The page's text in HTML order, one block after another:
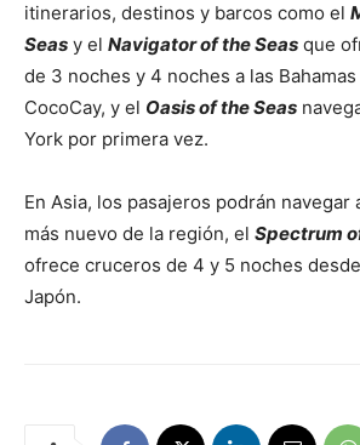
itinerarios, destinos y barcos como el
Seas y el Navigator of the Seas que
de 3 noches y 4 noches a las
CocoCay, y el Oasis of the Seas
York por primera vez.
En Asia, los pasajeros podrán navegar
más nuevo de la región, el Spectrum
ofrece cruceros de 4 y 5 noches
Japón.